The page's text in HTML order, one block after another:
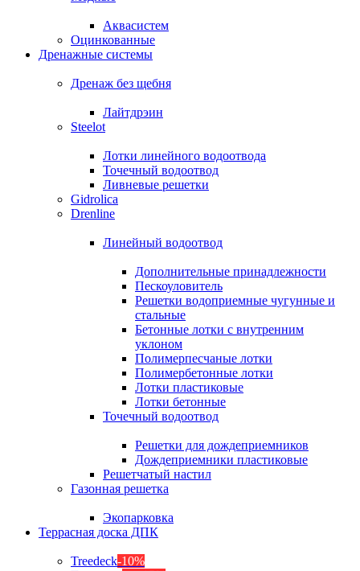
Аквасистем
Оцинкованные
Дренажные системы
Дренаж без щебня
Лайтдрэин
Steelot
Лотки линейного водоотвода
Точечный водоотвод
Ливневые решетки
Gidrolica
Drenline
Линейный водоотвод
Дополнительные принадлежности
Пескоуловитель
Решетки водоприемные чугунные и
стальные
Бетонные лотки с внутренним
уклоном
Полимерпесчаные лотки
Полимербетонные лотки
Лотки пластиковые
Лотки бетонные
Точечный водоотвод
Решетки для дождеприемников
Дождеприемники пластиковые
Решетчатый настил
Газонная решетка
Экопарковка
Террасная доска ДПК
Treedeck-10%